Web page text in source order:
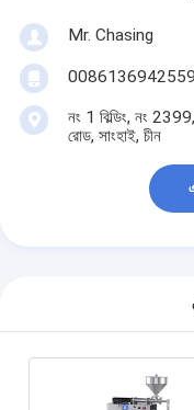
Mr. Chasing
নং 1 বিল্ডিং, নং
রোড, সাংহাই, চীন